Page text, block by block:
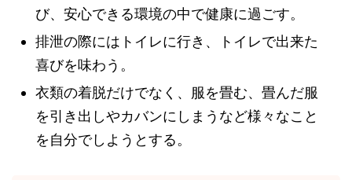
び、安心できる環境の中で健康に過ごす。
排泄の際にはトイレに行き、トイレで出来た
喜びを味わう。
衣類の着脱だけでなく、服を畳む、畳んだ服
を引き出しやカバンにしまうなど様々なこと
を自分でしようとする。